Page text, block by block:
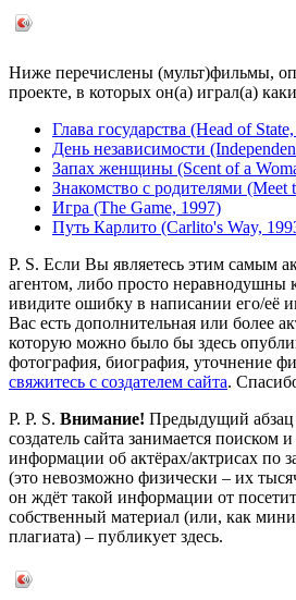
Ниже перечислены (мульт)фильмы,
проекте, в которых он(а) играл(а)
Глава государства (Head of
День независимости
Запах женщины (Scent of a
Знакомство с родителями (Meet
Игра (The Game, 1997)
Путь Карлито (Carlito's Way,
P. S. Если Вы являетесь этим самым
агентом, либо просто неравнодушны к
ивидите ошибку в написании его/её
Вас есть дополнительная или более
которую можно было бы здесь
фотография, биография, уточнение
свяжитесь с создателем сайта.
P. P. S. Внимание! Предыдущий абзац
создатель сайта занимается поиском
информации об актёрах/актрисах по
(это невозможно физически – их
он ждёт такой информации от
собственный материал (или, как
плагиата) – публикует здесь.